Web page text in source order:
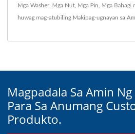
Mga Washer, Mga Nut Mga Pin Mga Bahagi
huwag mag-atubiling Makipag-ugnayan sa
Magpadala Sa Amin
Para Sa Anumang
Produkto.